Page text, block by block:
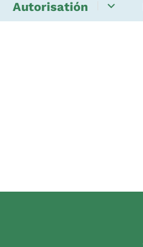
Autorisatión